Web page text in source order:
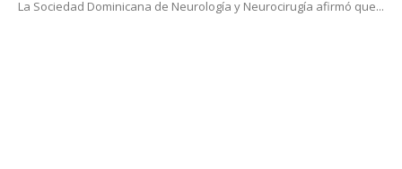
La Sociedad Dominicana de Neurología y Neurocirugía afirmó que...